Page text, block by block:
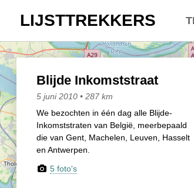
LIJSTTREKKERS
Blijde Inkomststraat
5 juni 2010 • 287 km
We bezochten in één dag alle Blijde-
Inkomststraten van België, meerbepaald
die van Gent, Machelen, Leuven, Hasselt
en Antwerpen.
5 foto's